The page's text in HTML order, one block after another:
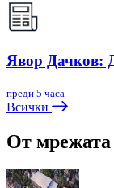
Явор Дачков:
преди 5 часа
Всички
От мрежата